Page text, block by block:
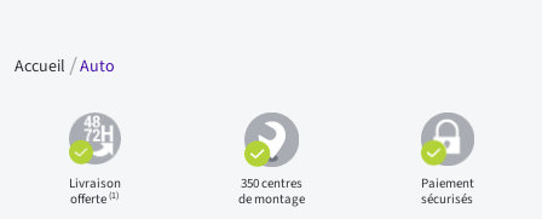
Accueil Auto
Livraison
offerte(1)
350 centres
de montage
Paiement
sécurisés